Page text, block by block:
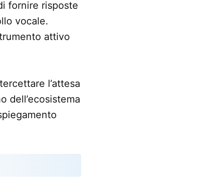
fornire risposte
vocale.
attivo
l’attesa
dell’ecosistema